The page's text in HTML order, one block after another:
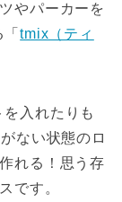
やパーカーを
「tmix（ティ
入れたりも
ない状態のロ
れる！思う存
です。